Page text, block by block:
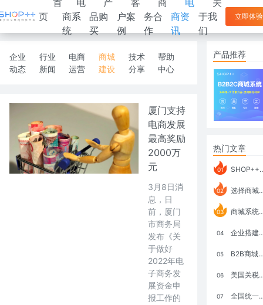
首
页
电
商系
统
产
品购
买
客
户案
例
商
务合
作
电
商资
讯
关
于我
们
立即体验
企业
动态
行业
新闻
电商
运营
商城
建设
技术
分享
帮助
中心
厦门支持
电商发展
最高奖励
2000万
元
3月8日消
息，日
前，厦门
市商务局
发布《关
于做好
2022年电
子商务发
展资金申
报工作的
产品推荐
热门文章
01 SHOP++ B2B2C V9.1 全新发布 新亮点
02 选择商城系统要考虑哪些问题？
03 商城系统如何打通跨境电商模式？
04 企业搭建积分商城系统要注意什么？
05 B2B商城系统搭建：开发语言、功能、优势分析
06 美国关税政策冲击全球电商格局：五大类平台受重创，转型与自救成关键
07 全国统一大市场：电商如何掘金新蓝海？